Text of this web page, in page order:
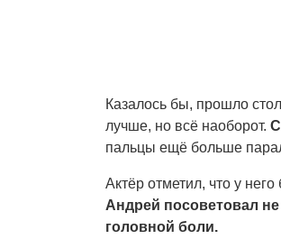
Казалось бы, прошло
лучше, но всё наоборот.
пальцы ещё больше
Актёр отметил, что у
Андрей посоветовал
головной боли.